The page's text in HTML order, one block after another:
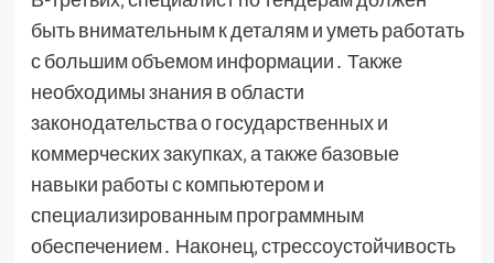
быть внимательным к деталям и уметь работать
с большим объемом информации․ Также
необходимы знания в области
законодательства о государственных и
коммерческих закупках‚ а также базовые
навыки работы с компьютером и
специализированным программным
обеспечением․ Наконец‚ стрессоустойчивость